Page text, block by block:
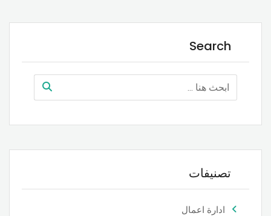
Search
تصنيفات
ادارة اعمال